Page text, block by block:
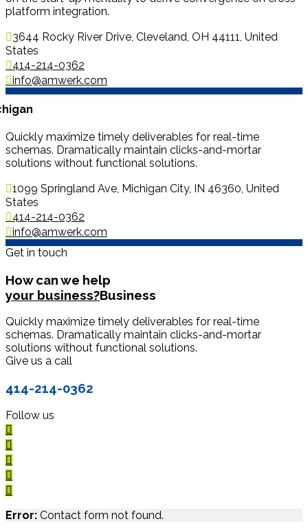
platform integration.
3644 Rocky River Drive, Cleveland, OH 44111, United
States
414-214-0362
info@amwerk.com
Quickly maximize timely deliverables for real-time
schemas. Dramatically maintain clicks-and-mortar
solutions without functional solutions.
1099 Springland Ave, Michigan City, IN 46360, United
States
414-214-0362
info@amwerk.com
Get in touch
How can we help
your business?Business
Quickly maximize timely deliverables for real-time
schemas. Dramatically maintain clicks-and-mortar
solutions without functional solutions.
Give us a call
414-214-0362
Follow us
Error: Contact form not found.